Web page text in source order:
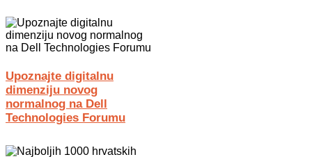
Upoznajte digitalnu
dimenziju novog
normalnog na Dell
Technologies Forumu